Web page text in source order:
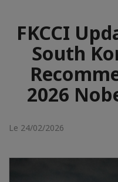
FKCCI
South
2026
Le 24/02/2026